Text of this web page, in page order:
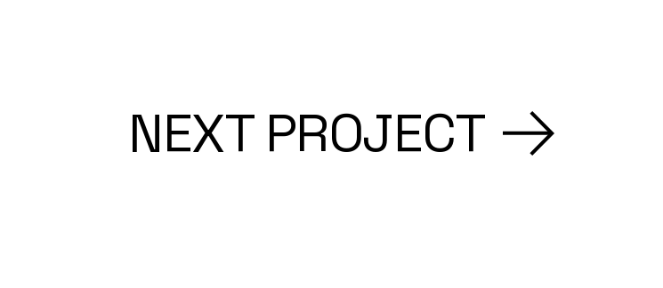
NEXT PROJECT